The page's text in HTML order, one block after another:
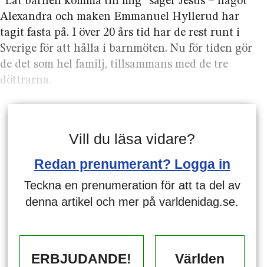
Alexandra och maken Emmanuel Hyllerud har
tagit fasta på. I över 20 års tid har de rest runt i
Sverige för att hålla i barnmöten. Nu för tiden gör
de det som hel familj, tillsammans med de tre
döttrarna.
Vill du läsa vidare?
Redan prenumerant? Logga in
Teckna en prenumeration för att ta del av
denna artikel och mer på varldenidag.se.
ERBJUDANDE!
Världen